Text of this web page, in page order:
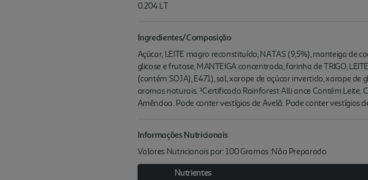
0.204 LT
Ingredientes/Composição
Açúcar, LEITE magro reconstituído, NATAS (9,5%), manteiga de
glicose e frutose, MANTEIGA concentrada, farinha de TRIGO,
(contém SOJA), E471), sal, xarope de açúcar invertido, xarope de
aromas naturais. ¹Certificado Rainforest Alli ance Contém Leite.
Amêndoa. Pode conter vestígios de Avelã. Pode conter vestígios
Informações Nutricionais
Valores Nutricionais por: 100 Gramas :Não Preparado
Nutrientes